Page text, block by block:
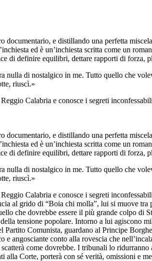
documentario, e distillando una perfetta
ed è un’inchiesta scritta come un
di definire equilibri, dettare rapporti di forza,
nulla di nostalgico in me. Tutto quello che
riuscì.»
Calabria e conosce i segreti
documentario, e distillando una perfetta
ed è un’inchiesta scritta come un
di definire equilibri, dettare rapporti di forza,
nulla di nostalgico in me. Tutto quello che
riuscì.»
Calabria e conosce i segreti
al grido di “Boia chi molla”, lui si muove
che dovrebbe essere il più grande colpo di
tensione popolare. Intorno a lui agiscono
Partito Comunista, guardano al Principe
angosciante conto alla rovescia che
come dovrebbe. I tribunali lo
alla Corte, porterà con sé verità, omissioni e